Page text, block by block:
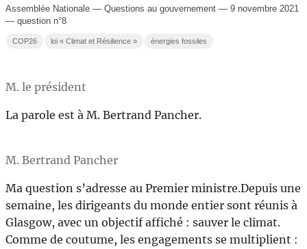
Assemblée Nationale — Questions au gouvernement — 9 novembre 2021
— question n°8
COP26 loi « Climat et Résilience » énergies fossiles
M. le président
La parole est à M. Bertrand Pancher.
M. Bertrand Pancher
Ma question s’adresse au Premier ministre.Depuis une
semaine, les dirigeants du monde entier sont réunis à
Glasgow, avec un objectif affiché : sauver le climat.
Comme de coutume, les engagements se multiplient :